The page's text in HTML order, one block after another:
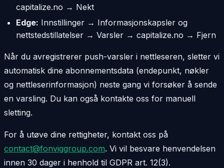
capitalize.no → Nekt
Edge: Innstillinger → Informasjonskapsler og
nettstedstillatelser → Varsler → capitalize.no → Fjern
Når du avregistrerer push-varsler i nettleseren, sletter vi
automatisk dine abonnementsdata (endepunkt, nøkler
og nettleserinformasjon) neste gang vi forsøker å sende
en varsling. Du kan også kontakte oss for manuell
sletting.
For å utøve dine rettigheter, kontakt oss på
contact@fonviggroup.com. Vi vil besvare henvendelsen
innen 30 dager i henhold til GDPR art. 12(3).